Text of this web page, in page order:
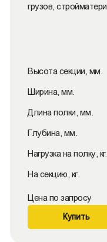
грузов,
Высота секции, мм.
Ширина, мм.
Длина полки, мм.
Глубина, мм.
Нагрузка на полку, кг.
На секцию, кг.
Цена по запросу
Купить